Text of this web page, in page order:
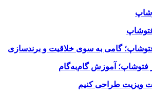
گامی به سوی خلاقیت و برندسازی
آموزش گام‌به‌گام
ویزیت طراحی کنیم